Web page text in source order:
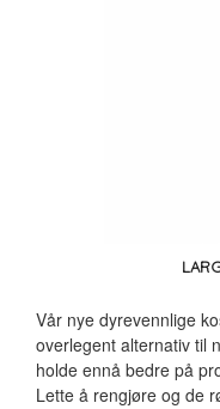
Vår nye dyrevennlige
overlegent alternativ til
holde ennå bedre på
Lette å rengjøre og de